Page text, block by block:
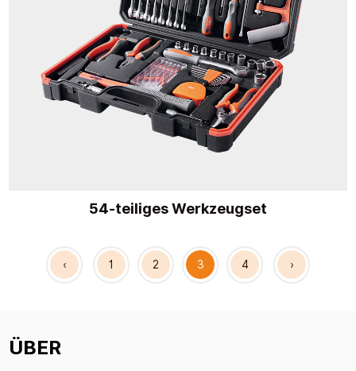
54-teiliges Werkzeugset
‹ 1 2 3 4 ›
ÜBER